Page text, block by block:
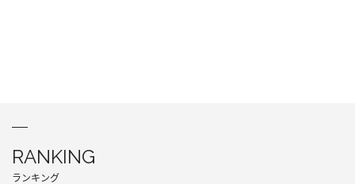
RANKING
ランキング